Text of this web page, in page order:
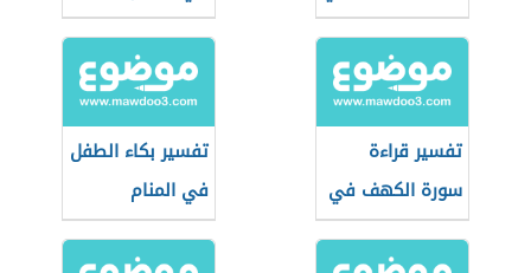
المنام
تفسير قراءة
سورة الكهف في
المنام
تفسير بكاء الطفل
في المنام